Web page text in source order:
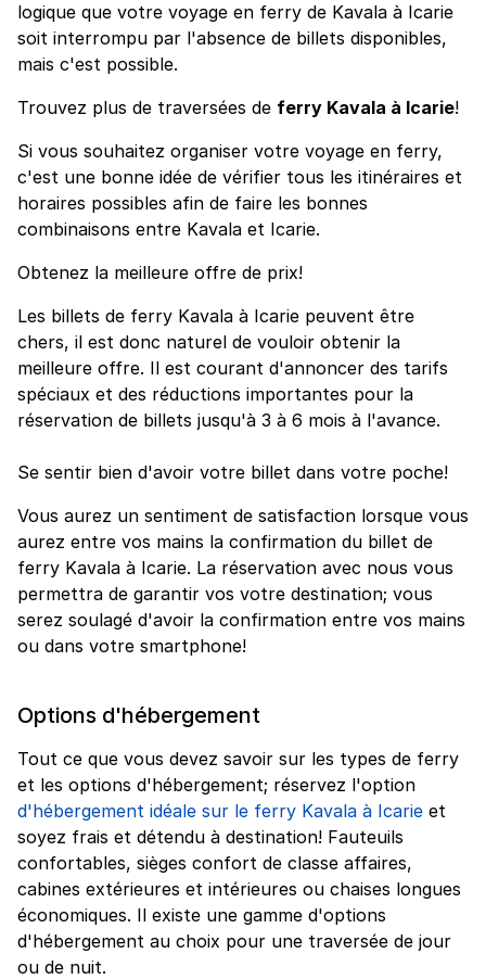
logique que votre voyage en ferry de Kavala à Icarie
soit interrompu par l'absence de billets disponibles,
mais c'est possible.
Trouvez plus de traversées de ferry Kavala à Icarie!
Si vous souhaitez organiser votre voyage en ferry,
c'est une bonne idée de vérifier tous les itinéraires et
horaires possibles afin de faire les bonnes
combinaisons entre Kavala et Icarie.
Obtenez la meilleure offre de prix!
Les billets de ferry Kavala à Icarie peuvent être
chers, il est donc naturel de vouloir obtenir la
meilleure offre. Il est courant d'annoncer des tarifs
spéciaux et des réductions importantes pour la
réservation de billets jusqu'à 3 à 6 mois à l'avance.
Se sentir bien d'avoir votre billet dans votre poche!
Vous aurez un sentiment de satisfaction lorsque vous
aurez entre vos mains la confirmation du billet de
ferry Kavala à Icarie. La réservation avec nous vous
permettra de garantir vos votre destination; vous
serez soulagé d'avoir la confirmation entre vos mains
ou dans votre smartphone!
Options d'hébergement
Tout ce que vous devez savoir sur les types de ferry
et les options d'hébergement; réservez l'option
d'hébergement idéale sur le ferry Kavala à Icarie et
soyez frais et détendu à destination! Fauteuils
confortables, sièges confort de classe affaires,
cabines extérieures et intérieures ou chaises longues
économiques. Il existe une gamme d'options
d'hébergement au choix pour une traversée de jour
ou de nuit.